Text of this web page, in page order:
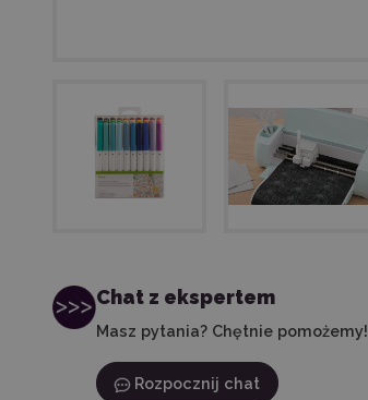
Chat z ekspertem
Masz pytania? Chętnie pomożemy!
Rozpocznij chat